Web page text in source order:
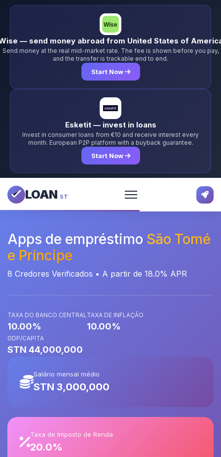
— send money abroad from United States of
Send money at the real mid-market rate. The fee is shown before you pay,
and the transfer is trackable end to end.
Start Now
Esketit — invest in loans
Invest in consumer loans from €10 and receive interest every
month. European P2P platform with a buyback guarantee.
Start Now
LOAN ST
Apps de empréstimo São Tomé
e Príncipe
8 Credores Verificados • A partir de 18.0% APR
TAXA DO BANCO CENTRAL
10.00%
TAXA DE INFLAÇÃO
10.00%
GDP/CAPITA
STN 44,000,000
Salário mensal médio
STN 3,000,000
Taxa de Imposto de Renda
20.0%